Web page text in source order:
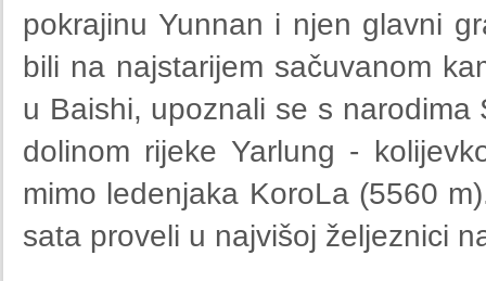
pokrajinu Yunnan i njen glavni
bili na najstarijem sačuvanom
u Baishi, upoznali se s
dolinom rijeke Yarlung -
mimo ledenjaka KoroLa (5560
sata proveli u najvišoj željeznici